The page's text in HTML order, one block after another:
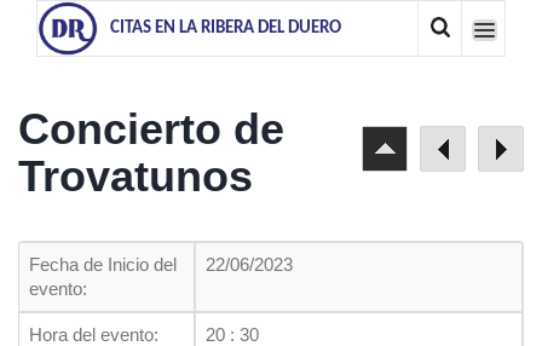
CITAS EN LA RIBERA DEL DUERO
Concierto de
Trovatunos
Fecha de Inicio del
evento:
22/06/2023
Hora del evento: 20 : 30